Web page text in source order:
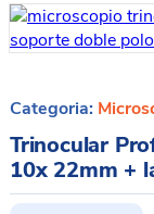
Categoria:
Trinocular
10x 22mm +